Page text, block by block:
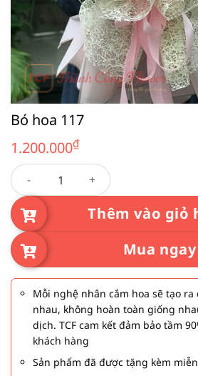
Bó hoa 117
1.200.000₫
Bó hoa 117 số lượng
Thêm vào giỏ
Mua ngay
Mỗi nghệ nhân cắm hoa sẽ tạo ra
nhau, không hoàn toàn giống
dịch. TCF cam kết đảm bảo tầm
khách hàng
Sản phẩm đã được tặng kèm